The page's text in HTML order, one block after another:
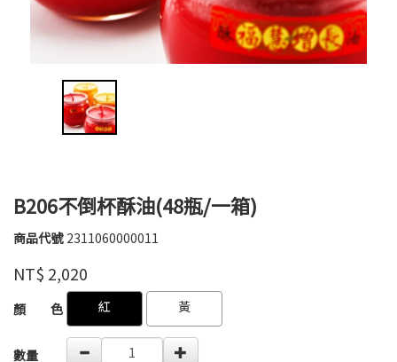
B206不倒杯酥油(48瓶/一箱)
商品代號 2311060000011
2311060000011
品牌
國
NT$ 2,020
GOODS000000000000000842461 GOODS000000000000000843143
顏 色 紅 黃
數量